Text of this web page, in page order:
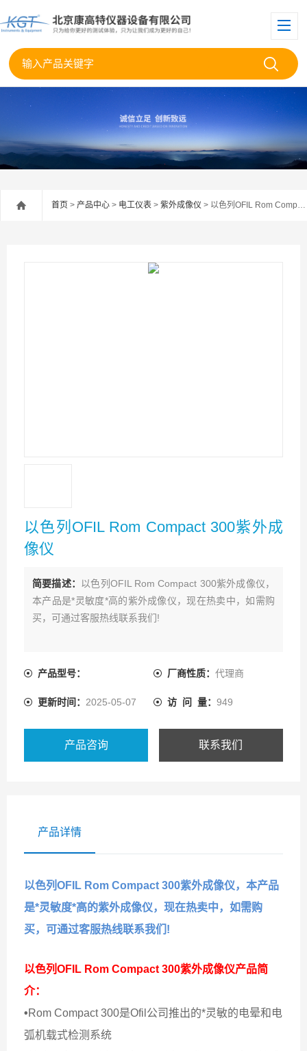
首页 > 产品中心 > 电工仪表 > 紫外成像仪 > 以色列OFIL Rom Compact 300紫外成像仪
以色列OFIL Rom Compact 300紫外成
像仪
简要描述：
以色列OFIL Rom Compact 300紫外成像仪，
本产品是*灵敏度*高的紫外成像仪，现在热卖中，如需购
买，可通过客服热线联系我们!
产品型号： 厂商性质： 代理商
更新时间： 2025-05-07 访 问 量： 949
产品咨询 联系我们
产品详情
以色列OFIL Rom Compact 300紫外成像仪，本产品
是*灵敏度*高的紫外成像仪，现在热卖中，如需购
买，可通过客服热线联系我们!
以色列OFIL Rom Compact 300紫外成像仪产品简
介：
•Rom Compact 300是Ofil公司推出的*灵敏的电晕和电
弧机载式检测系统